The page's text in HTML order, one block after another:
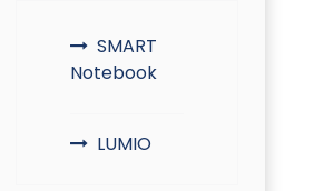
SMART
Notebook
LUMIO